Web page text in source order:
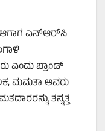
ಆಗಾಗ ಎನ್‌ಆರ್‌ಸಿ
ಎಂದು ಬ್ರಾಂಡ್
ಮಮತಾ ಅವರು
ತನ್ನತ್ತ